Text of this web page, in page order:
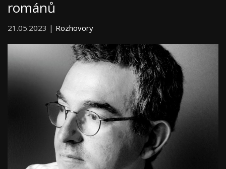
románů
21.05.2023 | Rozhovory